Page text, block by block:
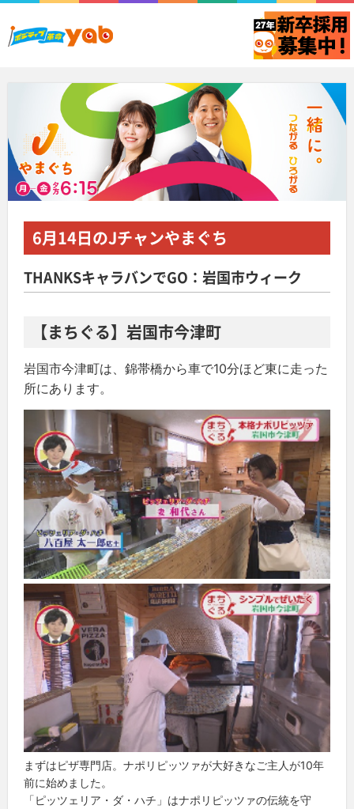
6月14日のJチャンやまぐち
THANKSキャラバンでGO：岩国市ウィーク
【まちぐる】岩国市今津町
岩国市今津町は、錦帯橋から車で10分ほど東に走った
所にあります。
まずはピザ専門店。ナポリピッツァが大好きなご主人が10年
前に始めました。
「ピッツェリア・ダ・ハチ」はナポリピッツァの伝統を守